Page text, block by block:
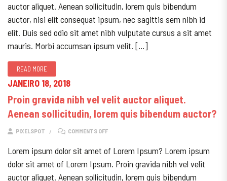
auctor aliquet. Aenean sollicitudin, lorem quis bibendum
auctor, nisi elit consequat ipsum, nec sagittis sem nibh id
elit. Duis sed odio sit amet nibh vulputate cursus a sit amet
mauris. Morbi accumsan ipsum velit. […]
READ MORE
JANEIRO 18, 2018
Proin gravida nibh vel velit auctor aliquet.
Aenean sollicitudin, lorem quis bibendum auctor?
PIXELSPOT COMMENTS OFFON PROIN GRAVIDA NIBH VEL VELIT AUCTOR
Lorem ipsum dolor sit amet of Lorem Ipsum? Lorem ipsum
dolor sit amet of Lorem Ipsum. Proin gravida nibh vel velit
auctor aliquet. Aenean sollicitudin, lorem quis bibendum